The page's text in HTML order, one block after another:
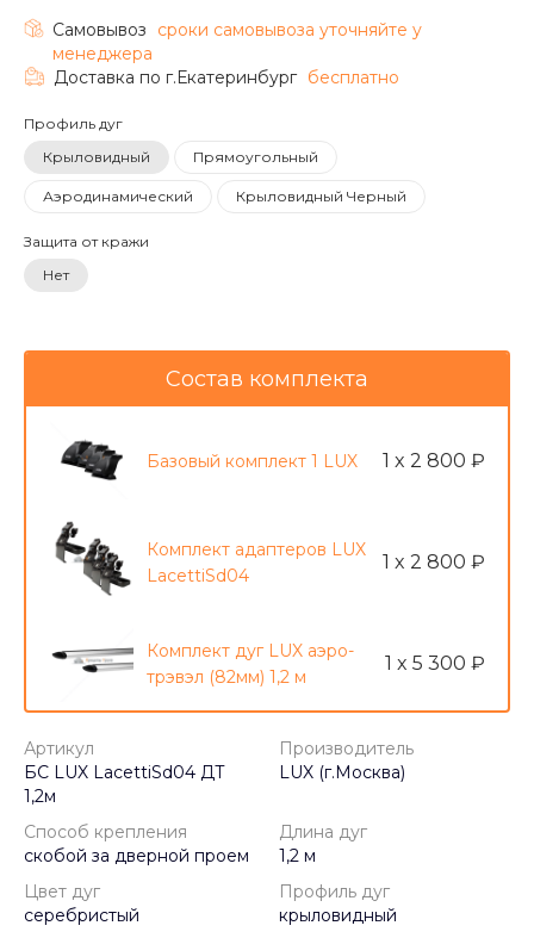
Самовывоз
cроки самовывоза уточняйте у
менеджера
Доставка по г.Екатеринбург бесплатно
Профиль дуг
Крыловидный
Прямоугольный
Аэродинамический Крыловидный Черный
Защита от кражи
Нет
Состав комплекта
Базовый комплект 1 LUX 1 x 2 800 ₽
Комплект адаптеров LUX
LacettiSd04
1 x 2 800 ₽
Комплект дуг LUX аэро-
трэвэл (82мм) 1,2 м
1 x 5 300 ₽
Артикул
БС LUX LacettiSd04 ДТ
1,2м
Производитель
LUX (г.Москва)
Способ крепления
скобой за дверной проем
Длина дуг
1,2 м
Цвет дуг
серебристый
Профиль дуг
крыловидный